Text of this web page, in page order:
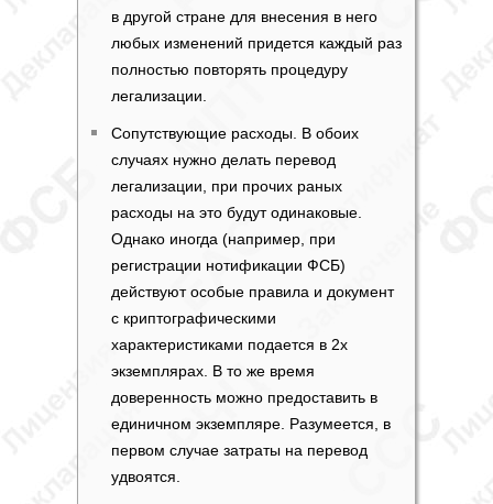
в другой стране для внесения в него
любых изменений придется каждый раз
полностью повторять процедуру
легализации.
Сопутствующие расходы. В обоих
случаях нужно делать перевод
легализации, при прочих раных
расходы на это будут одинаковые.
Однако иногда (например, при
регистрации нотификации ФСБ)
действуют особые правила и документ
с криптографическими
характеристиками подается в 2х
экземплярах. В то же время
доверенность можно предоставить в
единичном экземпляре. Разумеется, в
первом случае затраты на перевод
удвоятся.